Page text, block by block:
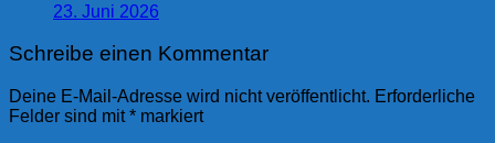
23. Juni 2026
Schreibe einen Kommentar
Deine E-Mail-Adresse wird nicht veröffentlicht. Erforderliche
Felder sind mit* markiert